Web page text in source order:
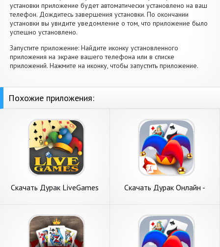
установки приложение будет автоматически установлено на ваш
телефон. Дождитесь завершения установки. По окончании
установки вы увидите уведомление о том, что приложение было
успешно установлено.
Запустите приложение: Найдите иконку установленного
приложения на экране вашего телефона или в списке
приложений. Нажмите на иконку, чтобы запустить приложение.
Похожие приложения:
Скачать Дурак LiveGames
Скачать Дурак Онлайн -
на Андроид